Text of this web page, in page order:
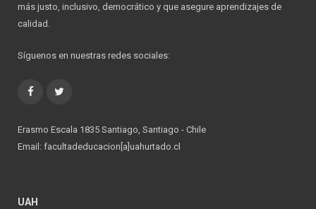
más justo, inclusivo, democrático y que asegure aprendizajes de
calidad.
Síguenos en nuestras redes sociales:
Facebook
Erasmo Escala 1835 Santiago, Santiago - Chile
Email: facultadeducacion[a]uahurtado.cl
UAH